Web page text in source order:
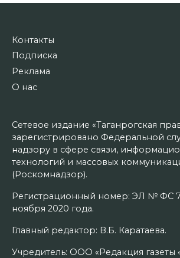
Контакты
Подписка
Реклама
О нас
Сетевое издание «Таганрогская
зарегистрировано Федеральной
надзору в сфере связи,
технологий и массовых
(Роскомнадзор).
Регистрационный номер: ЭЛ № ФС
ноября 2020 года.
Главный редактор: В.Б. Каратаева.
Учредитель: ООО «Редакция газеты